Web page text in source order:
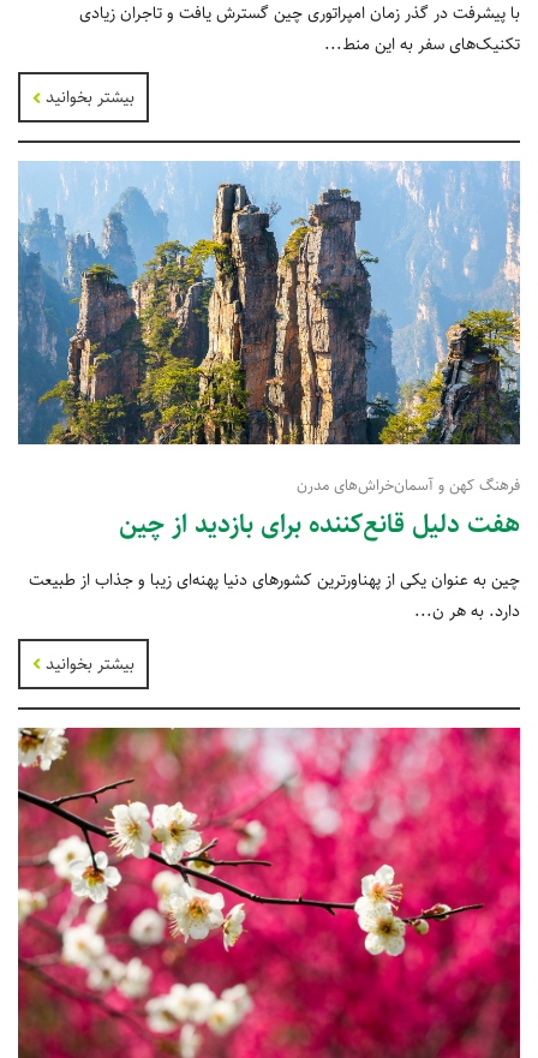
با پیشرفت در گذر زمان امپراتوری چین گسترش یافت و تاجران زیادی
تکنیک‌های سفر به این منط...
بیشتر بخوانید
فرهنگ کهن و آسمان‌خراش‌های مدرن
هفت دلیل قانع‌کننده برای بازدید از چین
چین به عنوان یکی از پهناورترین کشورهای دنیا پهنه‌ای زیبا و جذاب از طبیعت
دارد. به هر ن...
بیشتر بخوانید